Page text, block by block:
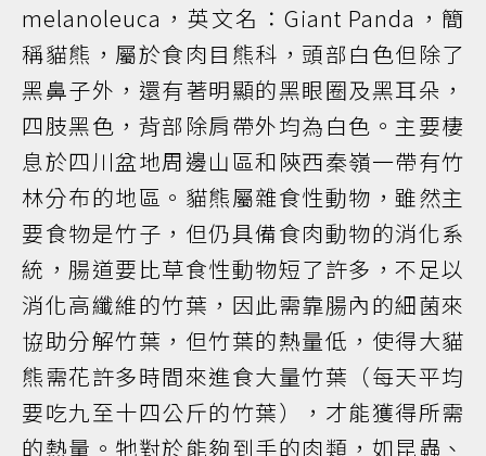
melanoleuca，英文名：Giant Panda，簡
稱貓熊，屬於食肉目熊科，頭部白色但除了
黑鼻子外，還有著明顯的黑眼圈及黑耳朵，
四肢黑色，背部除肩帶外均為白色。主要棲
息於四川盆地周邊山區和陝西秦嶺一帶有竹
林分布的地區。貓熊屬雜食性動物，雖然主
要食物是竹子，但仍具備食肉動物的消化系
統，腸道要比草食性動物短了許多，不足以
消化高纖維的竹葉，因此需靠腸內的細菌來
協助分解竹葉，但竹葉的熱量低，使得大貓
熊需花許多時間來進食大量竹葉（每天平均
要吃九至十四公斤的竹葉），才能獲得所需
的熱量。牠對於能夠到手的肉類，如昆蟲、